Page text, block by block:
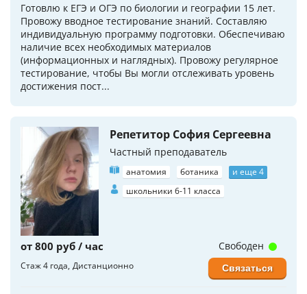
Готовлю к ЕГЭ и ОГЭ по биологии и географии 15 лет.
Провожу вводное тестирование знаний. Составляю
индивидуальную программу подготовки. Обеспечиваю
наличие всех необходимых материалов
(информационных и наглядных). Провожу регулярное
тестирование, чтобы Вы могли отслеживать уровень
достижения пост...
Репетитор София Сергеевна
Частный преподаватель
анатомия ботаника
и еще 4
школьники 6-11 класса
от 800 руб / час
Стаж 4 года Дистанционно
Свободен
Связаться